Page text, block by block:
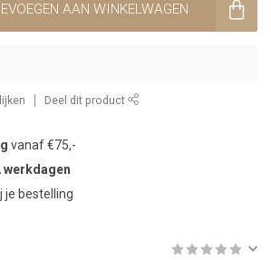
AAN WINKELWAGEN
Deel dit product
vanaf €75,-
werkdagen
je bestelling